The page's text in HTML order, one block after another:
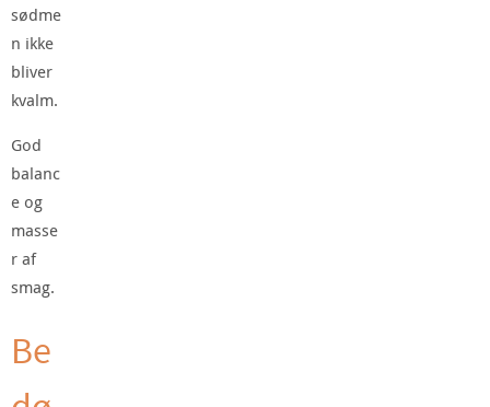
sødme
n ikke
bliver
kvalm.
God
balanc
e og
masse
r af
smag.
Be